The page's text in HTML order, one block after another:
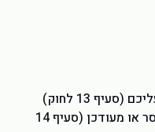
13 לחוק)
לבקש תיקון מידע לא מדויק, חסר או מעודכן (סעיף 14